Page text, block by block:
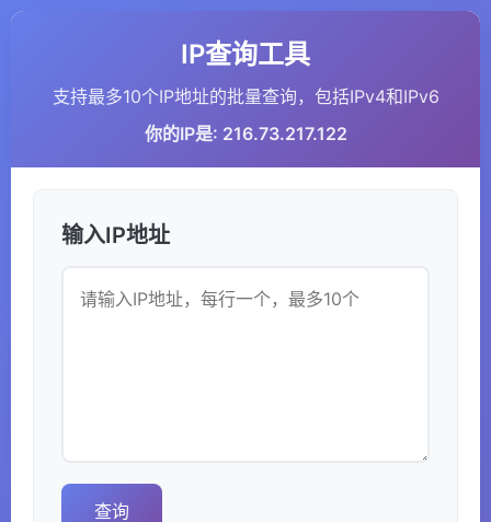
IP查询工具
支持最多10个IP地址的批量查询，包括IPv4和IPv6
你的IP是: 216.73.217.122
输入IP地址
查询